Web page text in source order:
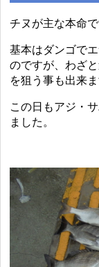
チヌが主な本命
基本はダンゴで
のですが、わざ
を狙う事も出来ま
この日もアジ・
ました。